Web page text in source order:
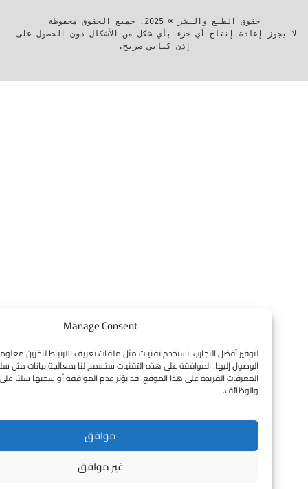
Manage Consent
لتوفير أفضل التجارب، نستخدم تقنيات مثل ملفات تعريف الارتباط لتخزين معلومات الجهاز
الوصول إليها. الموافقة على هذه التقنيات ستسمح لنا بمعالجة بيانات مثل سلوك
المعرفات الفريدة على هذا الموقع. قد يؤثر عدم الموافقة أو سحبها سلبًا على بعض
غير موافق
لا يجوز إعادة إنتاج أي جزء بأي شكل من الأشكال دون الحصول على
إذن كتابي صريح.